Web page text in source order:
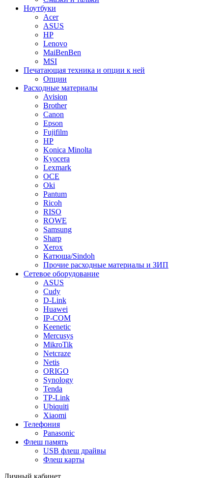
Ноутбуки
Acer
ASUS
HP
Lenovo
MaiBenBen
MSI
Печатающая техника и опции к ней
Опции
Расходные материалы
Avision
Brother
Canon
Epson
Fujifilm
HP
Konica Minolta
Kyocera
Lexmark
OCE
Oki
Pantum
Ricoh
RISO
ROWE
Samsung
Sharp
Xerox
Катюша/Sindoh
Прочие расходные материалы и ЗИП
Сетевое оборудование
ASUS
Cudy
D-Link
Huawei
IP-COM
Keenetic
Mercusys
MikroTik
Netcraze
Netis
ORIGO
Synology
Tenda
TP-Link
Ubiquiti
Xiaomi
Телефония
Panasonic
Флеш память
USB флеш драйвы
Флеш карты
Личный кабинет